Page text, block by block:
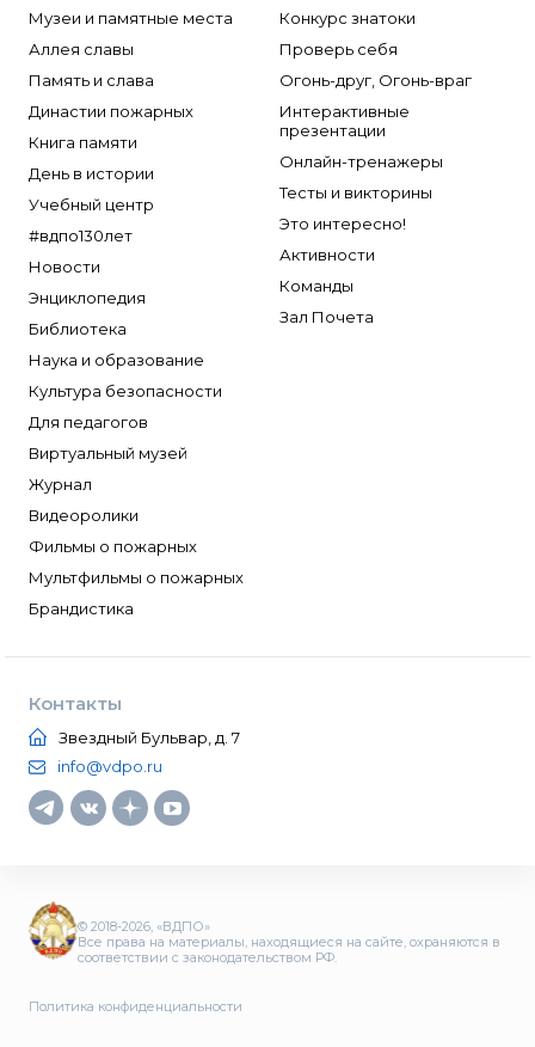
Музеи и памятные места
Аллея славы
Память и слава
Династии пожарных
Книга памяти
День в истории
Учебный центр
#вдпо130лет
Новости
Энциклопедия
Библиотека
Наука и образование
Культура безопасности
Для педагогов
Виртуальный музей
Журнал
Видеоролики
Фильмы о пожарных
Мультфильмы о пожарных
Брандистика
Конкурс знатоки
Проверь себя
Огонь-друг, Огонь-враг
Интерактивные
презентации
Онлайн-тренажеры
Тесты и викторины
Это интересно!
Активности
Команды
Зал Почета
Контакты
Звездный Бульвар, д. 7
info@vdpo.ru
© 2018-2026, «ВДПО»
Все права на материалы, находящиеся на сайте, охраняются в
соответствии с законодательством РФ.
Политика конфиденциальности